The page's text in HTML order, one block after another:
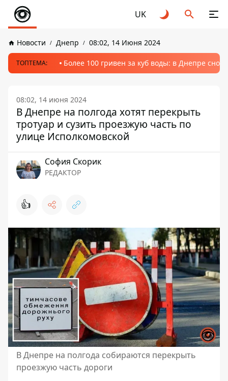
UK
Новости Днепр 08:02, 14 Июня 2024
ТОПТЕМА: Более 100 гривен за куб воды: в Днепре
08:02, 14 июня 2024
В Днепре на полгода хотят перекрыть
тротуар и сузить проезжую часть по
улице Исполкомовской
София Скорик
РЕДАКТОР
👍
В Днепре на полгода собираются перекрыть
проезжую часть дороги